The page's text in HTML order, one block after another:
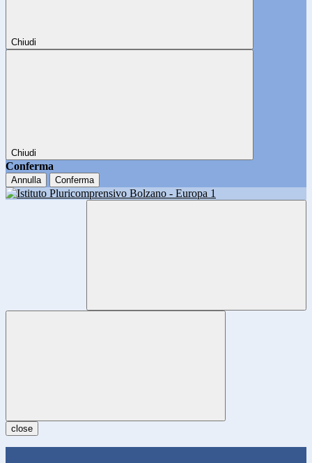
Chiudi
Chiudi
Conferma
Annulla Conferma
close